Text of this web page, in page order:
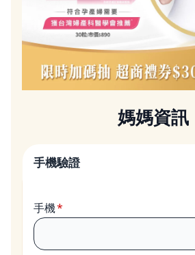
媽媽資訊
手機驗證
手機